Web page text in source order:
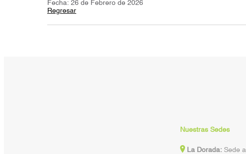
Fecha: 26 de Febrero de 2026
Regresar
Nuestras Sedes
La Dorada:Sede